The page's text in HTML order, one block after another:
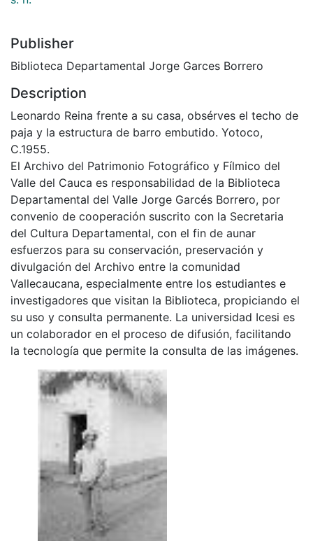
Publisher
Biblioteca Departamental Jorge Garces Borrero
Description
Leonardo Reina frente a su casa, obsérves el techo de
paja y la estructura de barro embutido. Yotoco,
C.1955.
El Archivo del Patrimonio Fotográfico y Fílmico del
Valle del Cauca es responsabilidad de la Biblioteca
Departamental del Valle Jorge Garcés Borrero, por
convenio de cooperación suscrito con la Secretaria
del Cultura Departamental, con el fin de aunar
esfuerzos para su conservación, preservación y
divulgación del Archivo entre la comunidad
Vallecaucana, especialmente entre los estudiantes e
investigadores que visitan la Biblioteca, propiciando el
su uso y consulta permanente. La universidad Icesi es
un colaborador en el proceso de difusión, facilitando
la tecnología que permite la consulta de las imágenes.